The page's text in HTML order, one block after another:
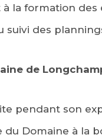
la formation des
suivi des
de
pendant son
du Domaine à la